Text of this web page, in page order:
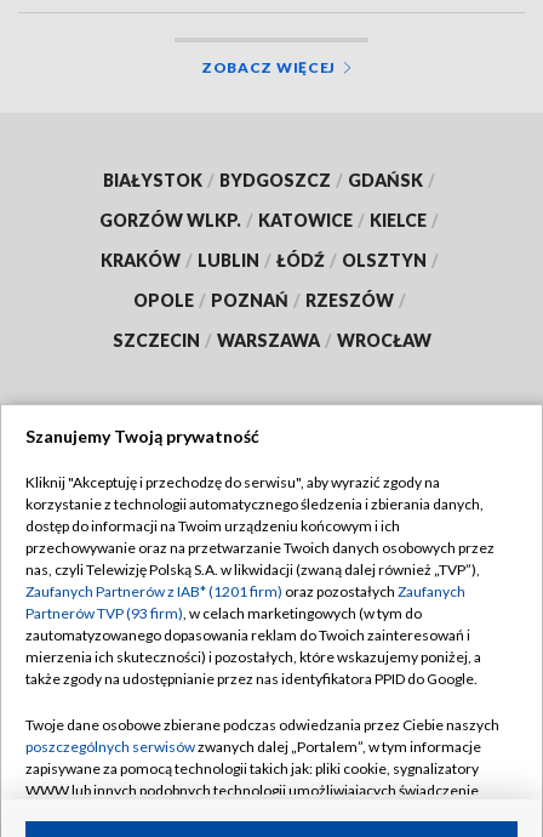
ZOBACZ WIĘCEJ
BIAŁYSTOK / BYDGOSZCZ / GDAŃSK /
GORZÓW WLKP. / KATOWICE / KIELCE /
KRAKÓW / LUBLIN / ŁÓDŹ / OLSZTYN /
OPOLE / POZNAŃ / RZESZÓW /
SZCZECIN / WARSZAWA / WROCŁAW
TVP
Abonament TVP
Emisja w TVP
Centrum informacji TVP
Naziemna Telewizja Cyfrowa
Rada Programowa
System NOS
Informacje o nadawcy
Regulamin TVP
Polityka prywatności
Moje zgody
Pomoc
Kontakt
Kanały
Szanujemy Twoją prywatność
Kliknij "Akceptuję i przechodzę do serwisu", aby wyrazić zgody na
korzystanie z technologii automatycznego śledzenia i zbierania danych,
dostęp do informacji na Twoim urządzeniu końcowym i ich
przechowywanie oraz na przetwarzanie Twoich danych osobowych przez
nas, czyli Telewizję Polską S.A. w likwidacji (zwaną dalej również „TVP”),
Zaufanych Partnerów z IAB* (1201 firm) oraz pozostałych Zaufanych
Partnerów TVP (93 firm), w celach marketingowych (w tym do
zautomatyzowanego dopasowania reklam do Twoich zainteresowań i
mierzenia ich skuteczności) i pozostałych, które wskazujemy poniżej, a
także zgody na udostępnianie przez nas identyfikatora PPID do Google.
Twoje dane osobowe zbierane podczas odwiedzania przez Ciebie naszych
poszczególnych serwisówzwanych dalej „Portalem”, w tym informacje
zapisywane za pomocą technologii takich jak: pliki cookie, sygnalizatory
WWW lub innych podobnych technologii umożliwiających świadczenie